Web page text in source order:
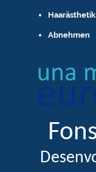
Haarästhetik
Abnehmen